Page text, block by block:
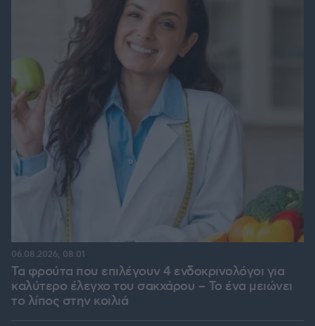
Τα φρούτα που επιλέγουν 4 ενδοκρινολόγοι για
καλύτερο έλεγχο του σακχάρου – Το ένα μειώνει
το λίπος στην κοιλιά
06.08.2026, 08:01